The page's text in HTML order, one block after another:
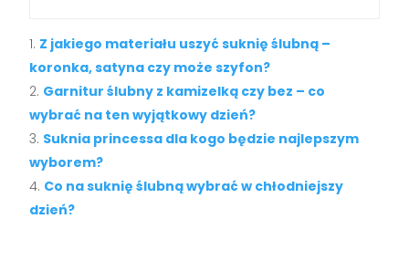
Z jakiego materiału uszyć suknię ślubną –
koronka, satyna czy może szyfon?
Garnitur ślubny z kamizelką czy bez – co
wybrać na ten wyjątkowy dzień?
Suknia princessa dla kogo będzie najlepszym
wyborem?
Co na suknię ślubną wybrać w chłodniejszy
dzień?